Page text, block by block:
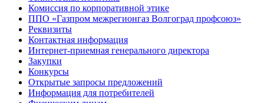
Комиссия по корпоративной этике
ППО «Газпром межрегионгаз Волгоград профсоюз»
Реквизиты
Контактная информация
Интернет-приемная генерального директора
Закупки
Конкурсы
Открытые запросы предложений
Информация для потребителей